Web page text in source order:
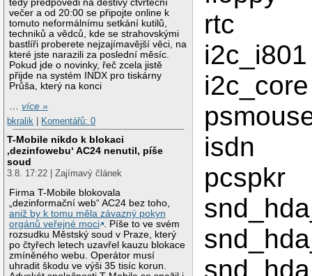
tedy předpovědi na deštivý čtvrteční
večer a od 20:00 se připojte online k
tomuto neformálnímu setkání kutilů,
techniků a vědců, kde se strahovskými
bastlíři proberete nejzajímavější věci, na
které jste narazili za poslední měsíc.
Pokud jde o novinky, řeč zcela jistě
přijde na systém INDX pro tiskárny
Průša, který na konci
…více »
bkralik
Komentářů: 0
T-Mobile nikdo k blokaci
‚dezinfowebu‘ AC24 nenutil, píše
soud
3.8. 17:22 | Zajímavý článek
Firma T-Mobile blokovala
„dezinformační web“ AC24 bez toho,
aniž by k tomu měla závazný pokyn
orgánů veřejné moci . Píše to ve svém
rozsudku Městský soud v Praze, který
po čtyřech letech uzavřel kauzu blokace
zmíněného webu. Operátor musí
uhradit škodu ve výši 35 tisíc korun.
rtc
isdn